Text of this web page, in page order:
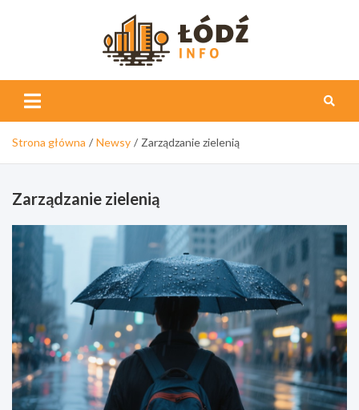
Info
Strona główna Newsy Zarządzanie zielenią
Zarządzanie zielenią